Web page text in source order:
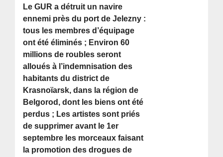
Le GUR a détruit un navire
ennemi près du port de Jelezny :
tous les membres d’équipage
ont été éliminés ; Environ 60
millions de roubles seront
alloués à l’indemnisation des
habitants du district de
Krasnoïarsk, dans la région de
Belgorod, dont les biens ont été
perdus ; Les artistes sont priés
de supprimer avant le 1er
septembre les morceaux faisant
la promotion des drogues de